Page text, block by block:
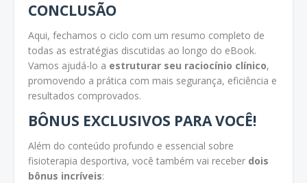
CONCLUSÃO
Aqui, fechamos o ciclo com um resumo completo de
todas as estratégias discutidas ao longo do eBook.
Vamos ajudá-lo a estruturar seu raciocínio clínico,
promovendo a prática com mais segurança, eficiência e
resultados comprovados.
BÔNUS EXCLUSIVOS PARA VOCÊ!
Além do conteúdo profundo e essencial sobre
fisioterapia desportiva, você também vai receber dois
bônus incríveis: